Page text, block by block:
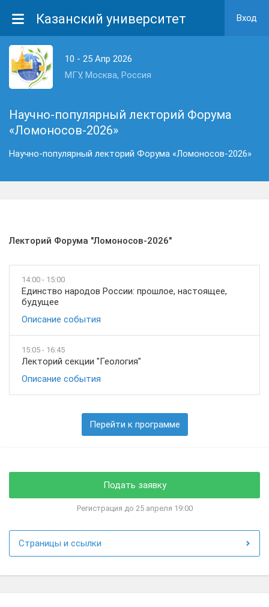
Казанский университет Вход
10 - 25 Апр 2026
МГУ, Москва, Россия
Научно-популярный лекторий Форума
«Ломоносов-2026»
Научно-популярный лекторий Форума «Ломоносов-2026»
Лекторий Форума "Ломоносов-2026"
14:00 - 15:00
Единство народов России: прошлое, настоящее,
будущее
Описание события
15:05 - 16:45
Лекторий секции "Геология"
Описание события
Перейти к программе
Подать заявку
Регистрация до 25 апреля 19:00
Страницы и ссылки